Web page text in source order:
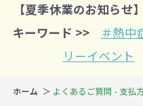
【夏季休業のお知らせ】
キーワード >>
＃熱中
リーイベント
ホーム よくあるご質問 - 支払